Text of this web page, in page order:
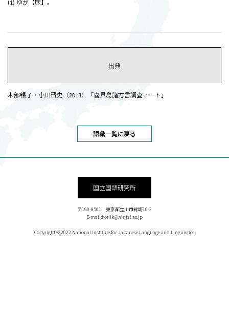
(1) ゆか【床】。
出典
木部暢子・小川晋史（2013）「喜界島諸方言調査ノート」
語彙一覧に戻る
国立国語研究所
〒190-8561 東京都立川市緑町10-2
E-mail:kcelik@ninjal.ac.jp
Copyright © 2022 National Institute for Japanese Language and Linguistics.